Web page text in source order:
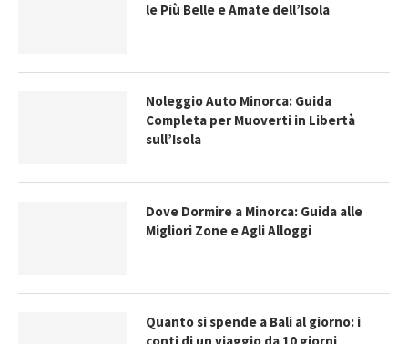
le Più Belle e Amate dell’Isola
Noleggio Auto Minorca: Guida
Completa per Muoverti in Libertà
sull’Isola
Dove Dormire a Minorca: Guida alle
Migliori Zone e Agli Alloggi
Quanto si spende a Bali al giorno: i